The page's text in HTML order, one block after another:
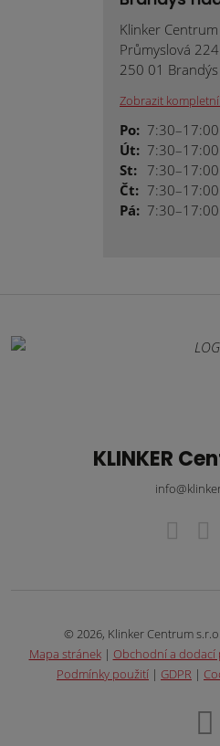
Klinker
Průmyslová
250 01
Zobrazit
Po: 7:30–17:00
Út: 7:30–17:00
St: 7:30–17:00
Čt: 7:30–17:00
Pá: 7:30–17:00
KLINKER
© 2026, Klinker Centrum
Mapa stránek| Obchodní a dodací
Podmínky použití | GDPR |